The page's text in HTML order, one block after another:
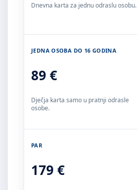
Dnevna karta za jednu odraslu osobu.
JEDNA OSOBA DO 16 GODINA
89 €
Dječja karta samo u pratnji odrasle
osobe.
PAR
179 €